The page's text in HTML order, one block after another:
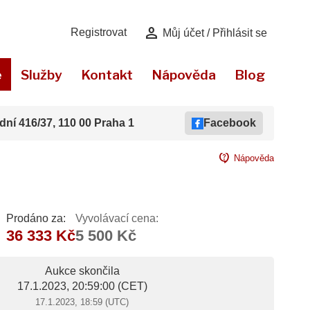
Registrovat person Můj účet / Přihlásit se
Služby Kontakt Nápověda Blog
416/37, 110 00 Praha 1 Facebook
contact_support Nápověda
Prodáno za:
36 333 Kč
Vyvolávací cena:
5 500 Kč
Aukce skončila
17.1.2023, 20:59:00(CET)
17.1.2023, 18:59 (UTC)